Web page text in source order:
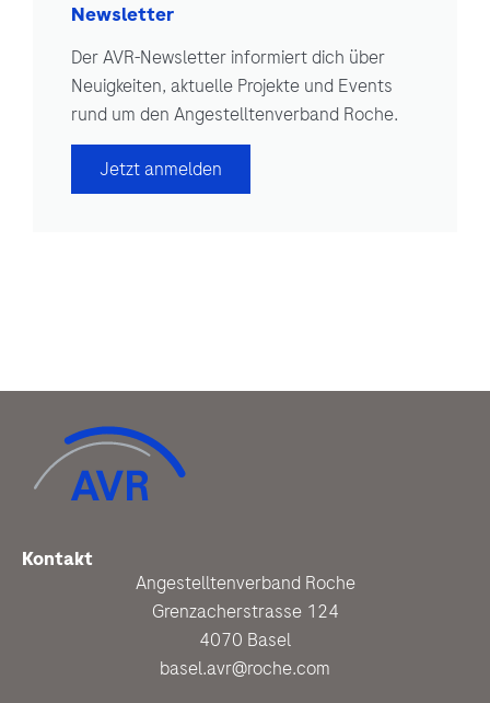
Newsletter
Der AVR-Newsletter informiert dich über
Neuigkeiten, aktuelle Projekte und Events
rund um den Angestelltenverband Roche.
Jetzt anmelden
Kontakt
Angestelltenverband Roche
Grenzacherstrasse 124
4070 Basel
basel.avr@roche.com